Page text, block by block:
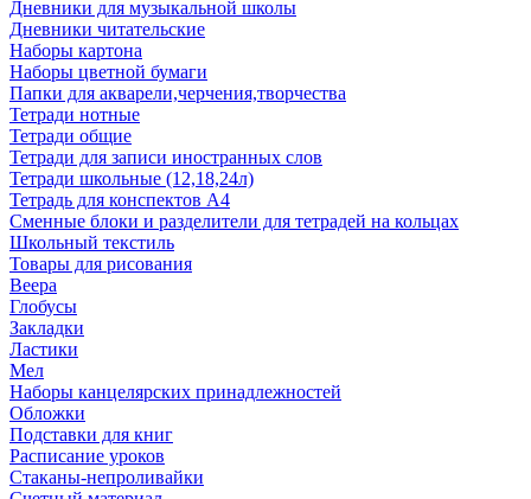
Дневники для музыкальной школы
Дневники читательские
Наборы картона
Наборы цветной бумаги
Папки для акварели,черчения,творчества
Тетради нотные
Тетради общие
Тетради для записи иностранных слов
Тетради школьные (12,18,24л)
Тетрадь для конспектов А4
Сменные блоки и разделители для тетрадей на кольцах
Школьный текстиль
Товары для рисования
Веера
Глобусы
Закладки
Ластики
Мел
Наборы канцелярских принадлежностей
Обложки
Подставки для книг
Расписание уроков
Стаканы-непроливайки